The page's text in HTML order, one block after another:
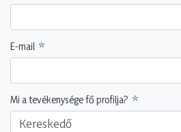
E-mail
Mi a tevékenysége fő profilja?
Kereskedő